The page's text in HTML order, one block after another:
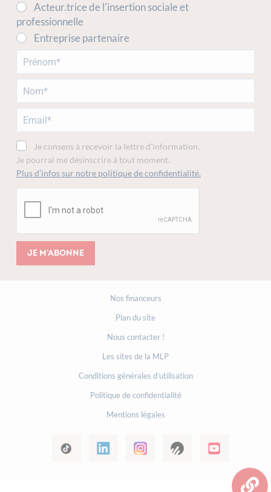
Acteur.trice de l'insertion sociale et
professionnelle
Entreprise partenaire
Je consens à recevoir la lettre d'information.
Je pourrai me désinscrire à tout moment.
Plus d’infos sur notre politique de confidentialité.
Je m'abonne
Nos financeurs
Plan du site
Nous contacter !
Les sites de la MLP
Conditions générales d’utilisation
Politique de confidentialité
Mentions légales